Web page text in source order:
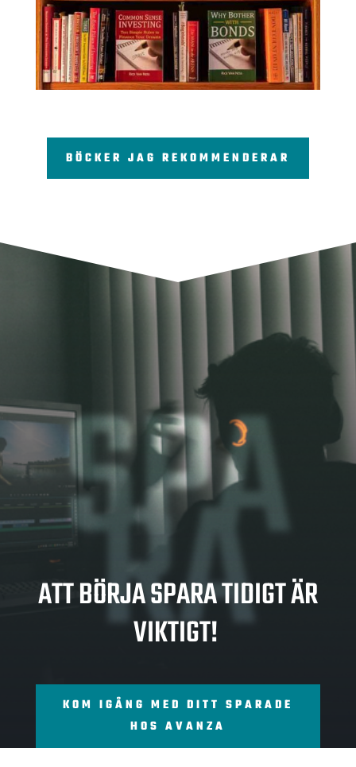
BÖCKER JAG REKOMMENDERAR
SPA
RA
ATT BÖRJA SPARA TIDIGT ÄR
VIKTIGT!
KOM IGÅNG MED DITT SPARADE
HOS AVANZA